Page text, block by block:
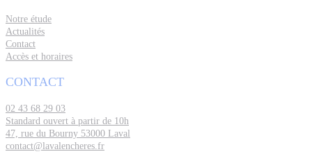
Notre étude
Actualités
Contact
Accès et horaires
CONTACT
02 43 68 29 03
Standard ouvert à partir de 10h
47, rue du Bourny 53000 Laval
contact@lavalencheres.fr